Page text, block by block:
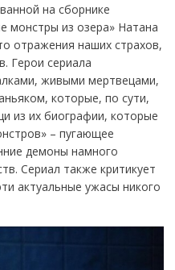
на сборнике
монстры из озера» Натана
отражения наших страхов,
Герои сериала
живыми мертвецами,
которые, по сути,
из их биографии, которые
– пугающее
демоны намного
Сериал также критикует
актуальные ужасы никого